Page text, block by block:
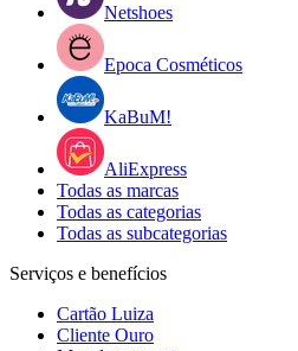
Netshoes
Epoca Cosméticos
KaBuM!
AliExpress
Todas as marcas
Todas as categorias
Todas as subcategorias
Serviços e benefícios
Cartão Luiza
Cliente Ouro